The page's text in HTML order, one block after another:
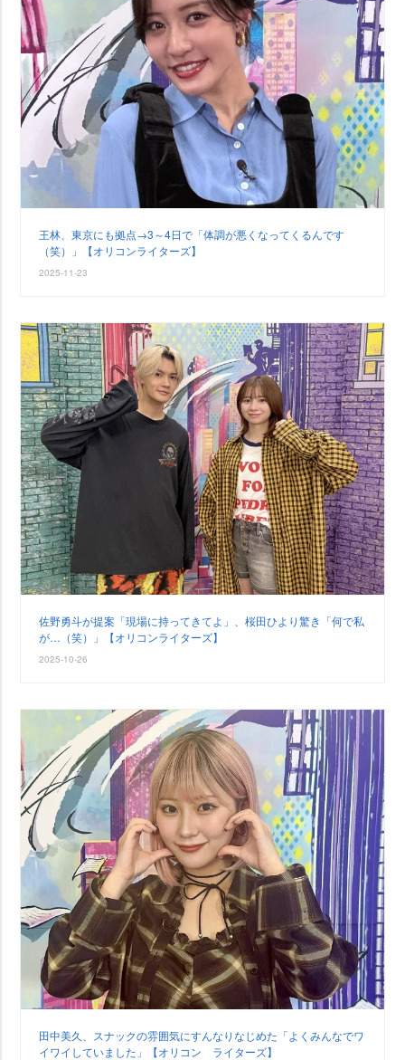
王林、東京にも拠点→3～4日で「体調が悪くなってくるんです
（笑）」【オリコンライターズ】
2025-11-23
佐野勇斗が提案「現場に持ってきてよ」、桜田ひより驚き「何で私
が…（笑）」【オリコンライターズ】
2025-10-26
田中美久、スナックの雰囲気にすんなりなじめた「よくみんなでワ
イワイしていました」【オリコン ライターズ】